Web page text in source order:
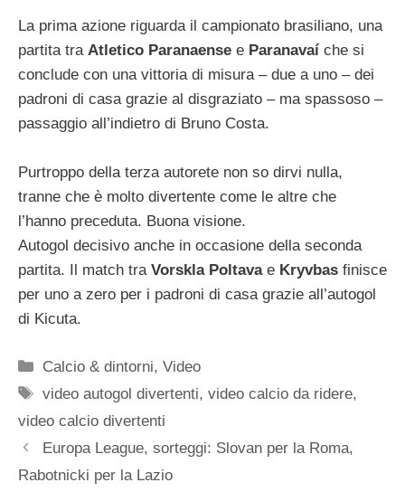
La prima azione riguarda il campionato brasiliano, una
partita tra Atletico Paranaense e Paranavaí che si
conclude con una vittoria di misura – due a uno – dei
padroni di casa grazie al disgraziato – ma spassoso –
passaggio all’indietro di Bruno Costa.
Purtroppo della terza autorete non so dirvi nulla,
tranne che è molto divertente come le altre che
l’hanno preceduta. Buona visione.
Autogol decisivo anche in occasione della seconda
partita. Il match tra Vorskla Poltavae Kryvbas finisce
per uno a zero per i padroni di casa grazie all’autogol
di Kicuta.
Categorie
Calcio & dintorni,Video
Tag
video autogol divertenti,video calcio da ridere,
video calcio divertenti
Europa League, sorteggi: Slovan per la Roma,
Rabotnicki per la Lazio